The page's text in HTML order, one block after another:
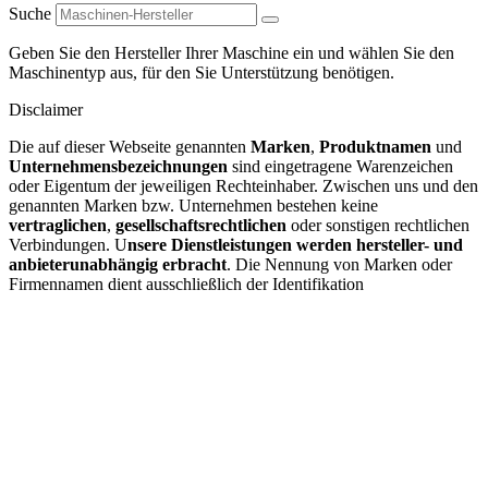
Suche
Geben Sie den Hersteller Ihrer Maschine ein und wählen Sie den
Maschinentyp aus, für den Sie Unterstützung benötigen.
Disclaimer
Die auf dieser Webseite genannten Marken, Produktnamen und
Unternehmensbezeichnungen sind eingetragene Warenzeichen
oder Eigentum der jeweiligen Rechteinhaber. Zwischen uns und den
genannten Marken bzw. Unternehmen bestehen keine
vertraglichen, gesellschaftsrechtlichen oder sonstigen rechtlichen
Verbindungen. Unsere Dienstleistungen werden hersteller- und
anbieterunabhängig erbracht. Die Nennung von Marken oder
Firmennamen dient ausschließlich der Identifikation